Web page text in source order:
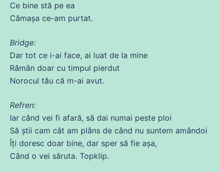
Ce bine stă pe ea
Cămașa ce-am purtat.
Bridge:
Dar tot ce i-ai face, ai luat de la mine
Rămân doar cu timpul pierdut
Norocul tău că m-ai avut.
Refren:
Iar când vei fi afară, să dai numai peste ploi
Să știi cam cât am plâns de când nu suntem amândoi
Îți doresc doar bine, dar sper să fie așa,
Când o vei săruta. Topklip.